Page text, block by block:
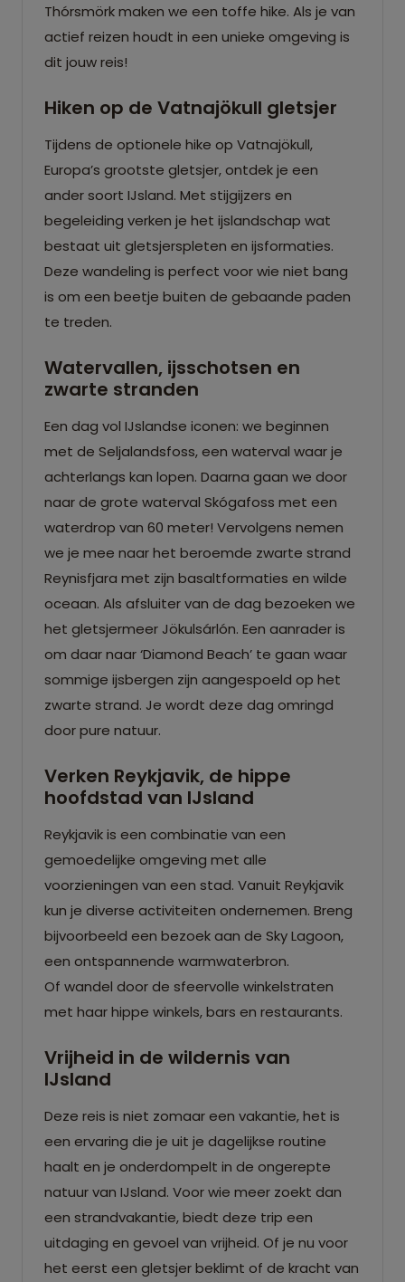
Thórsmörk maken we een toffe hike. Als je van
actief reizen houdt in een unieke omgeving is
dit jouw reis!
Hiken op de Vatnajökull gletsjer
Tijdens de optionele hike op Vatnajökull,
Europa’s grootste gletsjer, ontdek je een
ander soort IJsland. Met stijgijzers en
begeleiding verken je het ijslandschap wat
bestaat uit gletsjerspleten en ijsformaties.
Deze wandeling is perfect voor wie niet bang
is om een beetje buiten de gebaande paden
te treden.
Watervallen, ijsschotsen en
zwarte stranden
Een dag vol IJslandse iconen: we beginnen
met de Seljalandsfoss, een waterval waar je
achterlangs kan lopen. Daarna gaan we door
naar de grote waterval Skógafoss met een
waterdrop van 60 meter! Vervolgens nemen
we je mee naar het beroemde zwarte strand
Reynisfjara met zijn basaltformaties en wilde
oceaan. Als afsluiter van de dag bezoeken we
het gletsjermeer Jökulsárlón. Een aanrader is
om daar naar ‘Diamond Beach’ te gaan waar
sommige ijsbergen zijn aangespoeld op het
zwarte strand. Je wordt deze dag omringd
door pure natuur.
Verken Reykjavik, de hippe
hoofdstad van IJsland
Reykjavik is een combinatie van een
gemoedelijke omgeving met alle
voorzieningen van een stad. Vanuit Reykjavik
kun je diverse activiteiten ondernemen. Breng
bijvoorbeeld een bezoek aan de Sky Lagoon,
een ontspannende warmwaterbron.
Of wandel door de sfeervolle winkelstraten
met haar hippe winkels, bars en restaurants.
Vrijheid in de wildernis van
IJsland
Deze reis is niet zomaar een vakantie, het is
een ervaring die je uit je dagelijkse routine
haalt en je onderdompelt in de ongerepte
natuur van IJsland. Voor wie meer zoekt dan
een strandvakantie, biedt deze trip een
uitdaging en gevoel van vrijheid. Of je nu voor
het eerst een gletsjer beklimt of de kracht van